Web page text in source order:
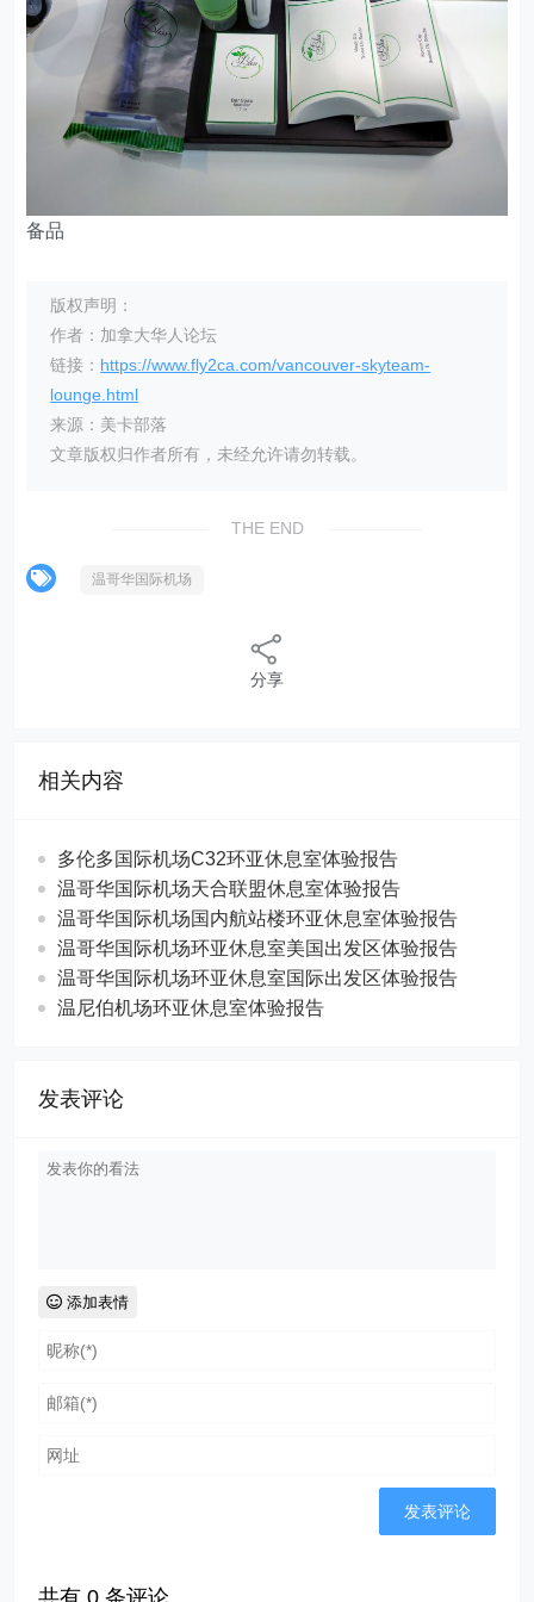
备品
版权声明：
作者：加拿大华人论坛
链接： https://www.fly2ca.com/vancouver-skyteam-
lounge.html
来源：美卡部落
文章版权归作者所有，未经允许请勿转载。
THE END
温哥华国际机场
分享
相关内容
多伦多国际机场C32环亚休息室体验报告
温哥华国际机场天合联盟休息室体验报告
温哥华国际机场国内航站楼环亚休息室体验报告
温哥华国际机场环亚休息室美国出发区体验报告
温哥华国际机场环亚休息室国际出发区体验报告
温尼伯机场环亚休息室体验报告
发表评论
添加表情